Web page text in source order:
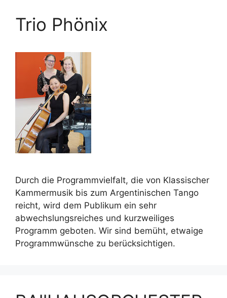
Trio Phönix
Durch die Programmvielfalt, die von Klassischer
Kammermusik bis zum Argentinischen Tango
reicht, wird dem Publikum ein sehr
abwechslungsreiches und kurzweiliges
Programm geboten. Wir sind bemüht, etwaige
Programmwünsche zu berücksichtigen.